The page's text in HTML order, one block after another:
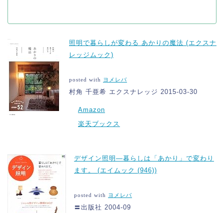
す。
照明で暮らしが変わる あかりの魔法 (エクスナ
レッジムック)
posted with ヨメレバ
村角 千亜希 エクスナレッジ 2015-03-30
Amazon
楽天ブックス
デザイン照明―暮らしは「あかり」で変わり
ます。 (エイムック (946))
posted with ヨメレバ
〓出版社 2004-09